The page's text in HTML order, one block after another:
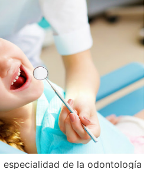
de la odontología